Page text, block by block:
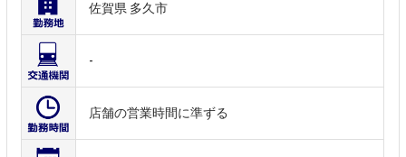
佐賀県 多久市
-
店舗の営業時間に準ずる